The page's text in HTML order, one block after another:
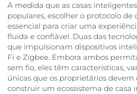
À medida que as casas
populares, escolher o protocolo de
essencial para criar uma
fluida e confiável. Duas das
que impulsionam dispositivos
Fi e Zigbee. Embora ambos
sem fio, eles têm características,
únicas que os proprietários
construir um ecossistema de casa